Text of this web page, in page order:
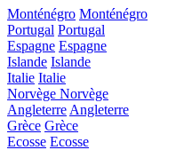
Monténégro Monténégro
Portugal Portugal
Espagne Espagne
Islande Islande
Italie Italie
Norvège Norvège
Angleterre Angleterre
Grèce Grèce
Ecosse Ecosse